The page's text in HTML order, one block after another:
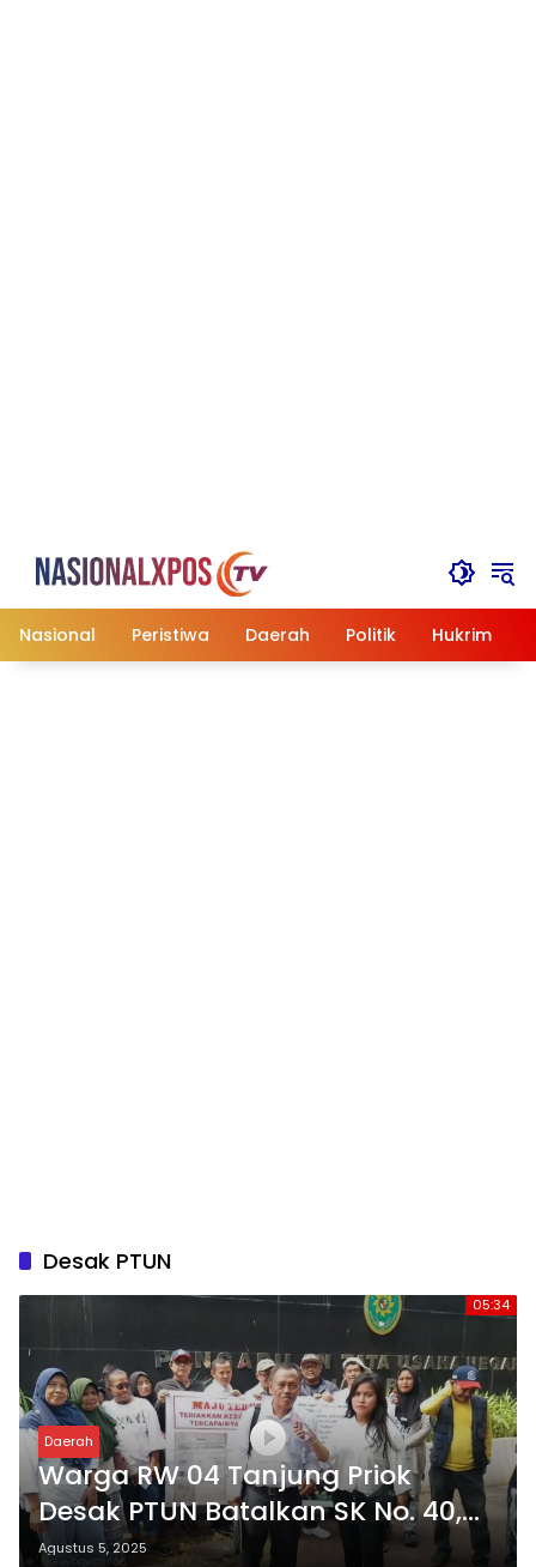
Nasional
Peristiwa Daerah Politik Hukrim
Desak PTUN
05:34
Daerah
Warga RW 04 Tanjung Priok
Desak PTUN Batalkan SK No. 40,
Nilai Proses Pemilihan Tidak Sah
Agustus 5, 2025